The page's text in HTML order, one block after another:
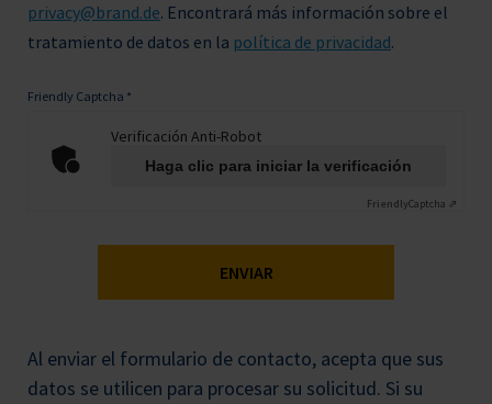
privacy@brand.de. Encontrará más información sobre el
tratamiento de datos en la política de privacidad.
Friendly Captcha *
Verificación Anti-Robot
Haga clic para iniciar la verificación
FriendlyCaptcha ⇗
ENVIAR
Al enviar el formulario de contacto, acepta que sus
datos se utilicen para procesar su solicitud. Si su